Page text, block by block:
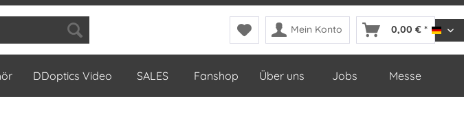
Mein Konto 0,00 € *
DDoptics Video SALES Fanshop Über uns Jobs Messe